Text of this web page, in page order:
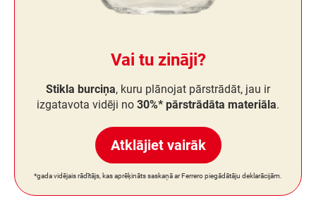
Vai tu zināji?
Stikla burciņa, kuru plānojat pārstrādāt, jau ir
izgatavota vidēji no 30%* pārstrādāta materiāla.
Atklājiet vairāk
*gada vidējais rādītājs, kas aprēķināts saskaņā ar Ferrero piegādātāju deklarācijām.